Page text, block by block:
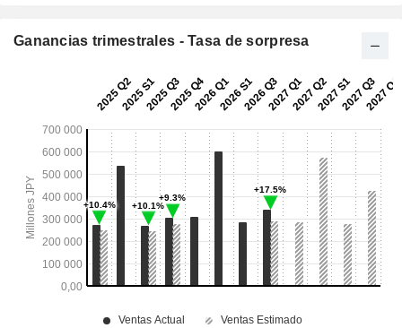
Ganancias trimestrales - Tasa de sorpresa